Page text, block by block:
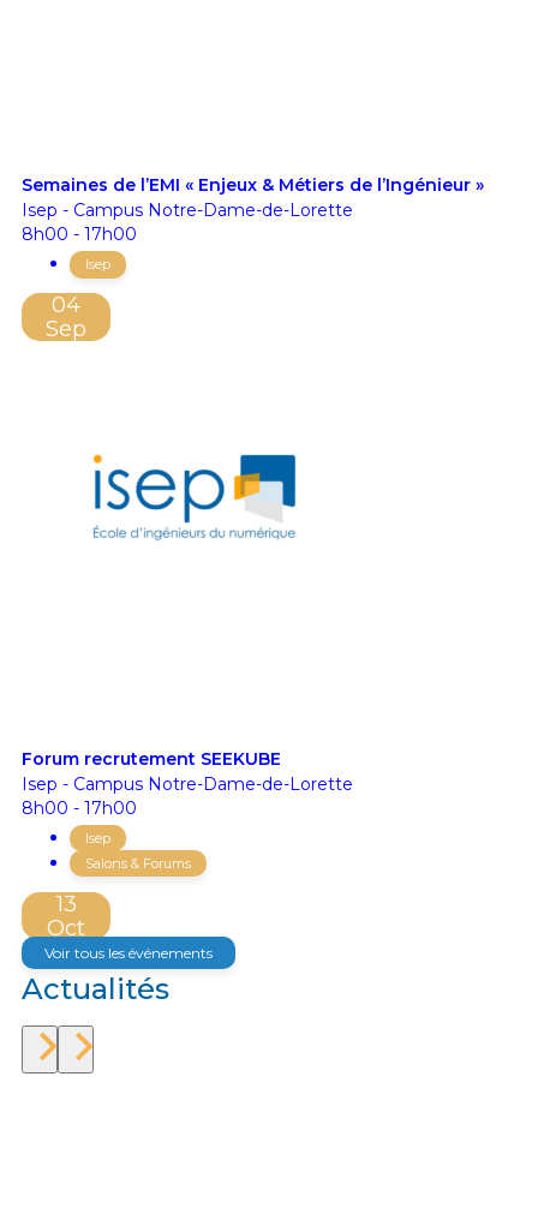
Semaines de l’EMI « Enjeux & Métiers de l’Ingénieur »
Isep - Campus Notre-Dame-de-Lorette
8h00 - 17h00
Isep
04
Sep
Forum recrutement SEEKUBE
Isep - Campus Notre-Dame-de-Lorette
8h00 - 17h00
Isep
Salons & Forums
13
Oct
Voir tous les événements
Actualités